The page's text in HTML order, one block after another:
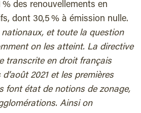
% des renouvellements en
dont 30,5 % à émission nulle.
nationaux, et toute la question
on les atteint. La directive
transcrite en droit français
2021 et les premières
font état de notions de zonage,
Ainsi on